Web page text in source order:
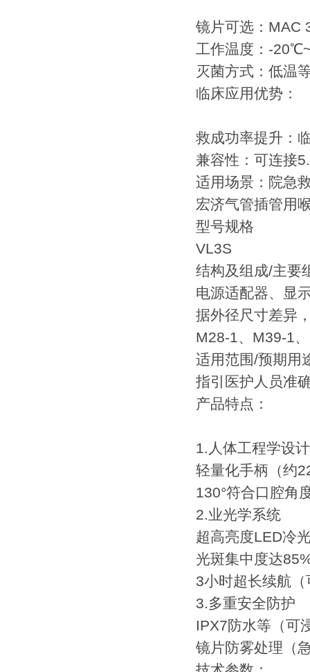
镜片可选：MAC
工作温度：-
灭菌方式：低温
临床应用优势：
救成功率提升：
兼容性：可连接
适用场景：院急
宏济气管插管用
型号规格
VL3S
结构及组成/主要
电源适配器、显
据外径尺寸差异
M28-1、M39-1
适用范围/预期用
指引医护人员准
产品特点：
1.人体工程学设计
轻量化手柄（约
130°符合口腔角
2.业光学系统
超高亮度LED冷
光斑集中度达
3小时超长续航
3.多重安全防护
IPX7防水等（可
镜片防雾处理（